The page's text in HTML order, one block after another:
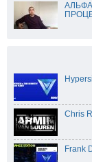
Chris
Frank